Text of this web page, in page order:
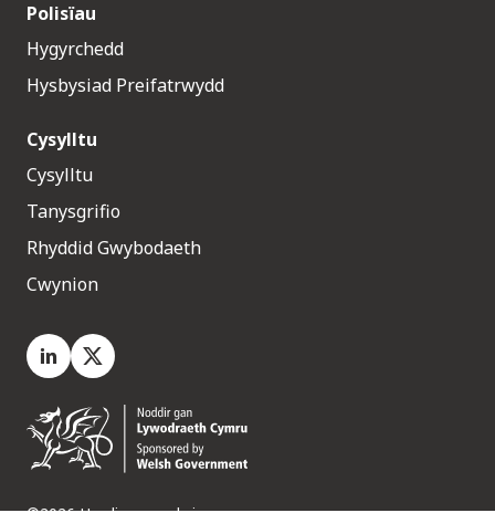
Polisïau
Hygyrchedd
Hysbysiad Preifatrwydd
Cysylltu
Cysylltu
Tanysgrifio
Rhyddid Gwybodaeth
Cwynion
LinkedIn
X.com